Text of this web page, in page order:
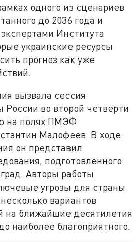
одного из сценариев
до 2036 года и
Института
украинские ресурсы
прогноз как уже
вызвала сессия
России во второй четверти
на полях ПМЭФ
Малофеев. В ходе
он представил
подготовленного
Авторы работы
угрозы для страны
вариантов
на ближайшие десятилетия
наиболее благоприятного.